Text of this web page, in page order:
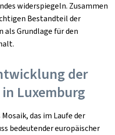
widerspiegeln. Zusammen
Bestandteil der
als Grundlage für den
der
Luxemburg
das im Laufe der
bedeutender europäischer